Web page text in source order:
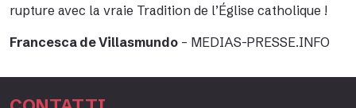
rupture avec la vraie Tradition de l’Église catholique !
Francesca de Villasmundo – MEDIAS-PRESSE.INFO